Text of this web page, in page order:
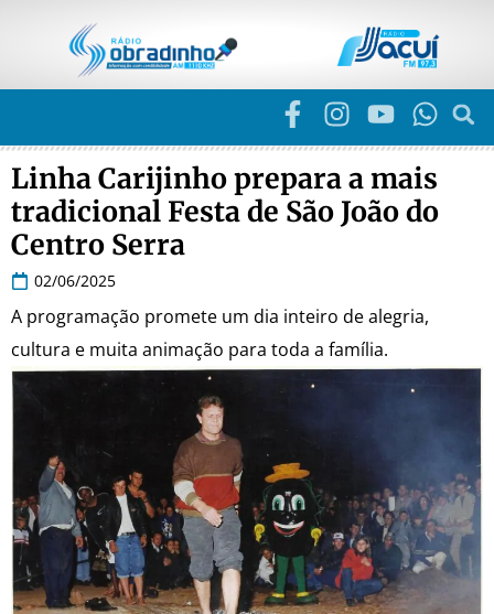
Linha Carijinho prepara a mais
tradicional Festa de São João do
Centro Serra
02/06/2025
A programação promete um dia inteiro de alegria,
cultura e muita animação para toda a família.